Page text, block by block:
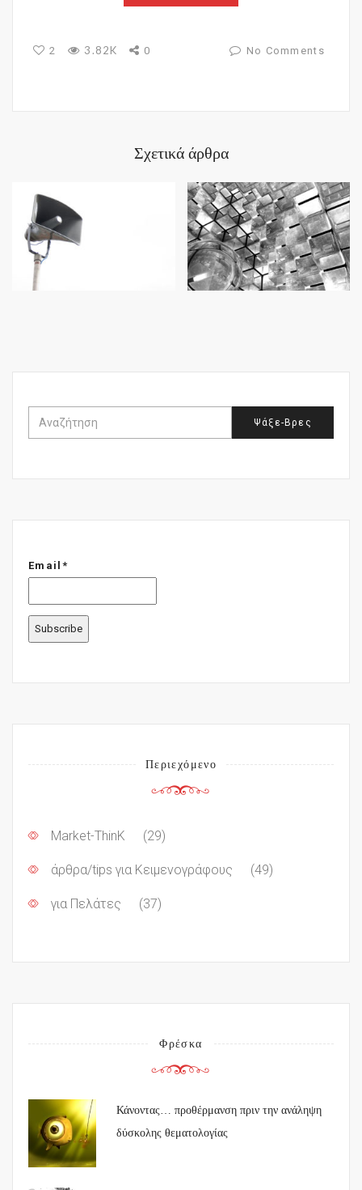
2 3.82K 0 No Comments
Σχετικά άρθρα
Email*
Περιεχόμενο
Market-ThinK (29)
άρθρα/tips για Κειμενογράφους (49)
για Πελάτες (37)
Φρέσκα
Κάνοντας… προθέρμανση πριν την ανάληψη
δύσκολης θεματολογίας